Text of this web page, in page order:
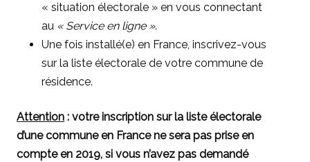
« situation électorale » en vous connectant
au « Service en ligne ».
Une fois installé(e) en France, inscrivez-vous
sur la liste électorale de votre commune de
résidence.
Attention : votre inscription sur la liste électorale
d’une commune en France ne sera pas prise en
compte en 2019, si vous n’avez pas demandé